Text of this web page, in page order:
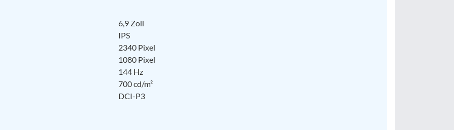
6,9 Zoll
IPS
2340 Pixel
1080 Pixel
144 Hz
700 cd/m²
DCI-P3